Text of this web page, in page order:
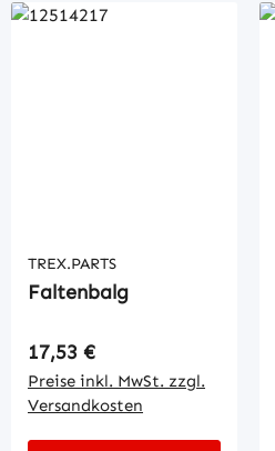
TREX.PARTS
Faltenbalg
Regulärer Preis:
17,53 €
Preise inkl. MwSt. zzgl.
Versandkosten